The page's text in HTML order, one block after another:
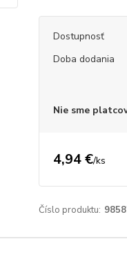
Dostupnosť
Doba dodania
Nie sme
4,94 €/ks
Číslo produktu: